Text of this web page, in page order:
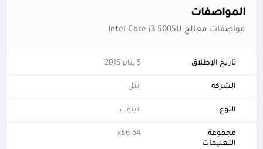
المواصفات
مواصفات معالج Intel Core i3 5005U
تاريخ الإطلاق 5 يناير 2015
الشركة إنتل
النوع لابتوب
مجموعة
التعليمات
x86-64